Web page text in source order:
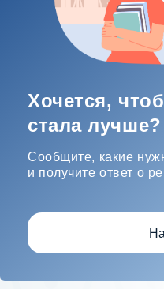
Хочется,
стала лучше?
Сообщите, какие
и получите ответ о